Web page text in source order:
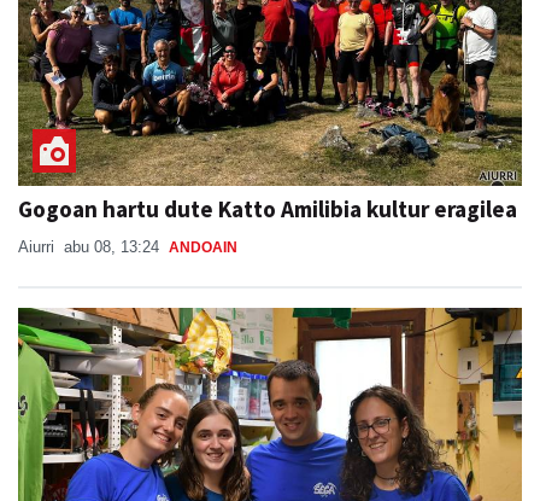
Gogoan hartu dute Katto Amilibia kultur eragilea
Aiurri abu 08, 13:24 ANDOAIN